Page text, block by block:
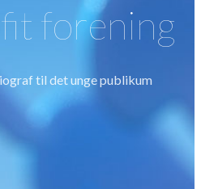
forening
til det unge publikum